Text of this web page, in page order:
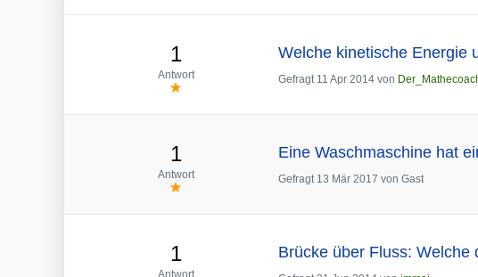
1
Antwort
Welche kinetische Energie
Gefragt 11 Apr 2014 von
1
Antwort
Eine Waschmaschine hat
Gefragt 13 Mär 2017 von Gast
1 Brücke über Fluss: